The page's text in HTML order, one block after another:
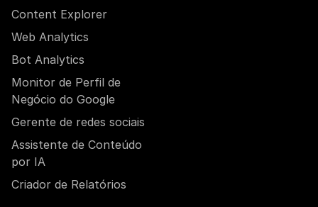
Content Explorer
Web Analytics
Bot Analytics
Monitor de Perfil de
Negócio do Google
Gerente de redes sociais
Assistente de Conteúdo
por IA
Criador de Relatórios